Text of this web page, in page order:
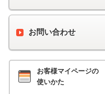
お問い合わせ
お客様マイページの
使いかた